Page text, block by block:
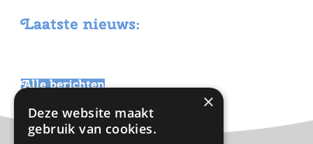
website
Laatste nieuws:
Alle berichten
×
Deze website maakt
gebruik van cookies.